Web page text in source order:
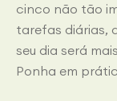
cinco não tão
tarefas diárias,
seu dia será
Ponha em